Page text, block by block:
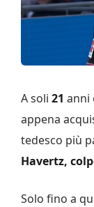
A soli 21 anni
appena
tedesco più
Havertz,
Solo fino a